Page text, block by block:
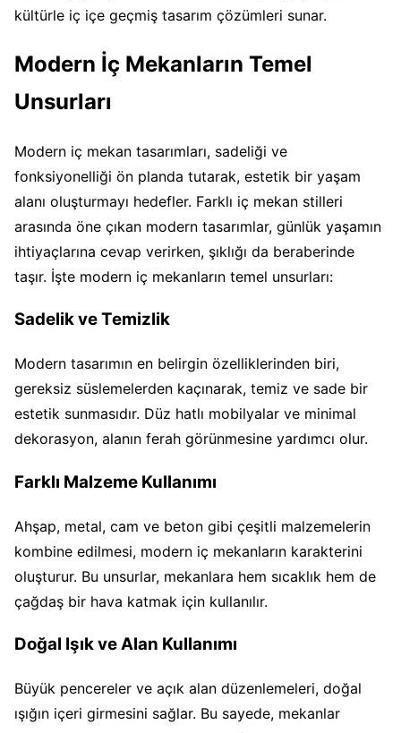
kültürle iç içe geçmiş tasarım çözümleri sunar.
Modern İç Mekanların Temel
Unsurları
Modern iç mekan tasarımları, sadeliği ve
fonksiyonelliği ön planda tutarak, estetik bir yaşam
alanı oluşturmayı hedefler. Farklı iç mekan stilleri
arasında öne çıkan modern tasarımlar, günlük yaşamın
ihtiyaçlarına cevap verirken, şıklığı da beraberinde
taşır. İşte modern iç mekanların temel unsurları:
Sadelik ve Temizlik
Modern tasarımın en belirgin özelliklerinden biri,
gereksiz süslemelerden kaçınarak, temiz ve sade bir
estetik sunmasıdır. Düz hatlı mobilyalar ve minimal
dekorasyon, alanın ferah görünmesine yardımcı olur.
Farklı Malzeme Kullanımı
Ahşap, metal, cam ve beton gibi çeşitli malzemelerin
kombine edilmesi, modern iç mekanların karakterini
oluşturur. Bu unsurlar, mekanlara hem sıcaklık hem de
çağdaş bir hava katmak için kullanılır.
Doğal Işık ve Alan Kullanımı
Büyük pencereler ve açık alan düzenlemeleri, doğal
ışığın içeri girmesini sağlar. Bu sayede, mekanlar